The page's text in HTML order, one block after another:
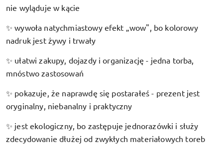
nie wyląduje w kącie
✨ wywoła natychmiastowy efekt „wow", bo kolorowy
nadruk jest żywy i trwały
✨ ułatwi zakupy, dojazdy i organizację - jedna torba,
mnóstwo zastosowań
✨ pokazuje, że naprawdę się postarałeś - prezent jest
oryginalny, niebanalny i praktyczny
✨ jest ekologiczny, bo zastępuje jednorazówki i służy
zdecydowanie dłużej od zwykłych materiałowych toreb